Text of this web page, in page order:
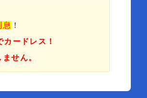
！
カードレス！
せん。